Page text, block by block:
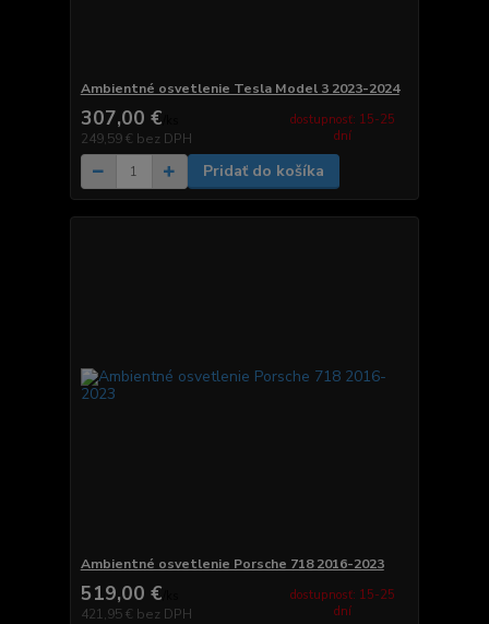
Ambientné osvetlenie Tesla Model 3 2023-2024
307,00 €
249,59 € bez DPH
dostupnosť: 15-25
dní
Pridať do košíka
Ambientné osvetlenie Porsche 718 2016-2023
519,00 €
421,95 € bez DPH
dostupnosť: 15-25
dní